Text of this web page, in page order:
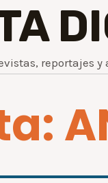
reportajes y